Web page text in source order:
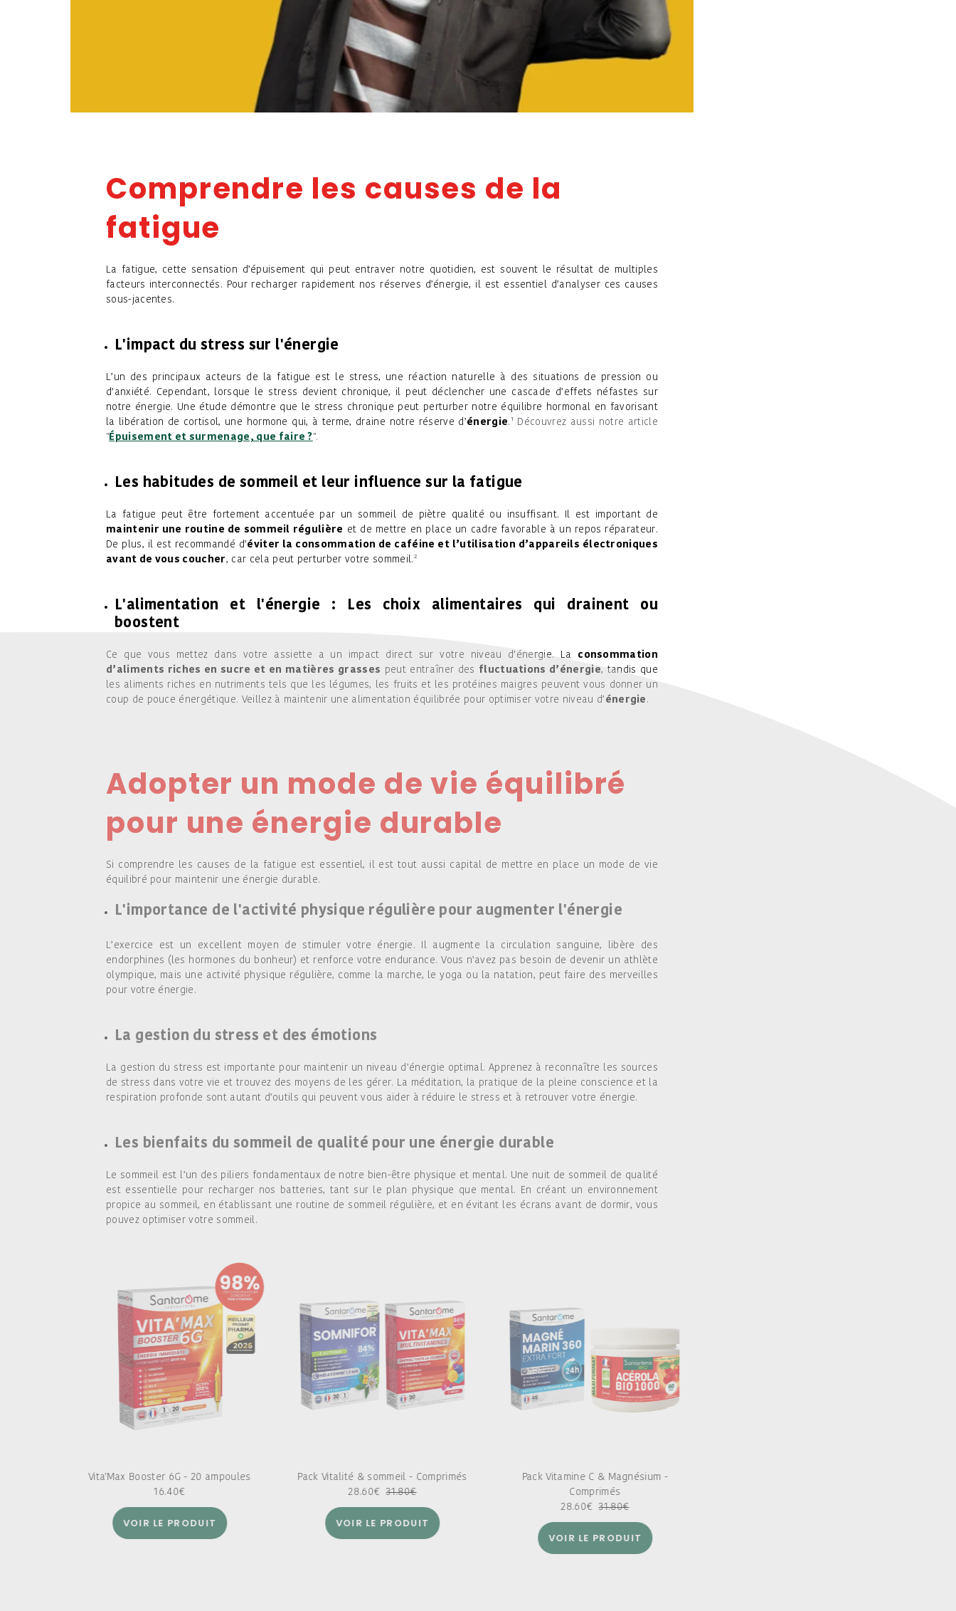
Comprendre les causes de la
fatigue
La fatigue, cette sensation d’épuisement qui peut entraver notre quotidien, est souvent le résultat de multiples
facteurs interconnectés. Pour recharger rapidement nos réserves d’énergie, il est essentiel d’analyser ces causes
sous-jacentes.
L'impact du stress sur l'énergie
L’un des principaux acteurs de la fatigue est le stress, une réaction naturelle à des situations de pression ou
d’anxiété. Cependant, lorsque le stress devient chronique, il peut déclencher une cascade d’effets néfastes sur
notre énergie. Une étude démontre que le stress chronique peut perturber notre équilibre hormonal en favorisant
la libération de cortisol, une hormone qui, à terme, draine notre réserve d’énergie.¹ Découvrez aussi notre article
" Épuisement et surmenage, que faire ?".
Les habitudes de sommeil et leur influence sur la fatigue
La fatigue peut être fortement accentuée par un sommeil de piètre qualité ou insuffisant. Il est important de
maintenir une routine de sommeil régulière et de mettre en place un cadre favorable à un repos réparateur.
De plus, il est recommandé d’éviter la consommation de caféine et l’utilisation d’appareils électroniques
avant de vous coucher, car cela peut perturber votre sommeil.²
L'alimentation et l'énergie : Les choix alimentaires qui drainent ou
boostent
Ce que vous mettez dans votre assiette a un impact direct sur votre niveau d’énergie. La consommation
d’aliments riches en sucre et en matières grasses peut entraîner des fluctuations d’énergie, tandis que
les aliments riches en nutriments tels que les légumes, les fruits et les protéines maigres peuvent vous donner un
coup de pouce énergétique. Veillez à maintenir une alimentation équilibrée pour optimiser votre niveau d’ énergie .
Adopter un mode de vie équilibré
pour une énergie durable
Si comprendre les causes de la fatigue est essentiel, il est tout aussi capital de mettre en place un mode de vie
équilibré pour maintenir une énergie durable.
L'importance de l'activité physique régulière pour augmenter l'énergie
L’exercice est un excellent moyen de stimuler votre énergie. Il augmente la circulation sanguine, libère des
endorphines (les hormones du bonheur) et renforce votre endurance. Vous n’avez pas besoin de devenir un athlète
olympique, mais une activité physique régulière, comme la marche, le yoga ou la natation, peut faire des merveilles
pour votre énergie.
La gestion du stress et des émotions
La gestion du stress est importante pour maintenir un niveau d’énergie optimal. Apprenez à reconnaître les sources
de stress dans votre vie et trouvez des moyens de les gérer. La méditation, la pratique de la pleine conscience et la
respiration profonde sont autant d’outils qui peuvent vous aider à réduire le stress et à retrouver votre énergie.
Les bienfaits du sommeil de qualité pour une énergie durable
Le sommeil est l’un des piliers fondamentaux de notre bien-être physique et mental. Une nuit de sommeil de qualité
est essentielle pour recharger nos batteries, tant sur le plan physique que mental. En créant un environnement
propice au sommeil, en établissant une routine de sommeil régulière, et en évitant les écrans avant de dormir, vous
pouvez optimiser votre sommeil.
Vita'Max Booster 6G - 20 ampoules
€
16.40
VOIR LE PRODUIT
Pack Vitalité & sommeil - Comprimés
€
31.80
€
28.60
VOIR LE PRODUIT
Pack Vitamine C & Magnésium -
Comprimés
€
31.80
€
28.60
VOIR LE PRODUIT